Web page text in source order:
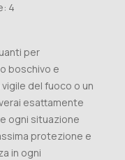
4
per
boschivo e
del fuoco o un
esattamente
ogni situazione
protezione e
in ogni